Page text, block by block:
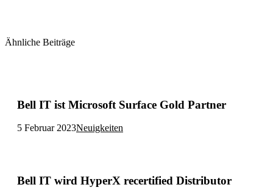
Ähnliche Beiträge
Bell IT ist Microsoft Surface Gold Partner
5 Februar 2023Neuigkeiten
Bell IT wird HyperX recertified Distributor